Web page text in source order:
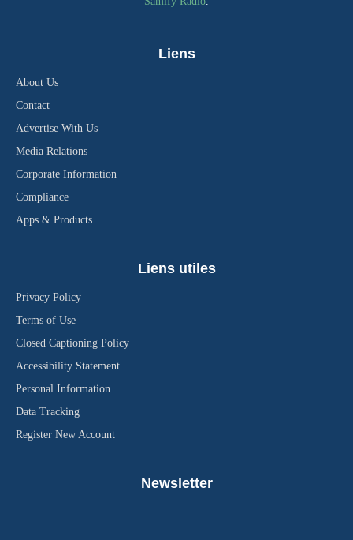
Liens
About Us
Contact
Advertise With Us
Media Relations
Corporate Information
Compliance
Apps & Products
Liens utiles
Privacy Policy
Terms of Use
Closed Captioning Policy
Accessibility Statement
Personal Information
Data Tracking
Register New Account
Newsletter